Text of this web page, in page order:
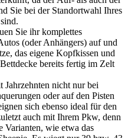
Sie bei der Standortwahl Ihres
Sie ihr komplettes
(oder Anhängers) auf und
das eigene Kopfkissen und
bereits fertig im Zelt
Jahrzehnten nicht nur bei
oder auf den Pisten
sich ebenso ideal für den
auch mit Ihrem Pkw, denn
Varianten, wie etwa das